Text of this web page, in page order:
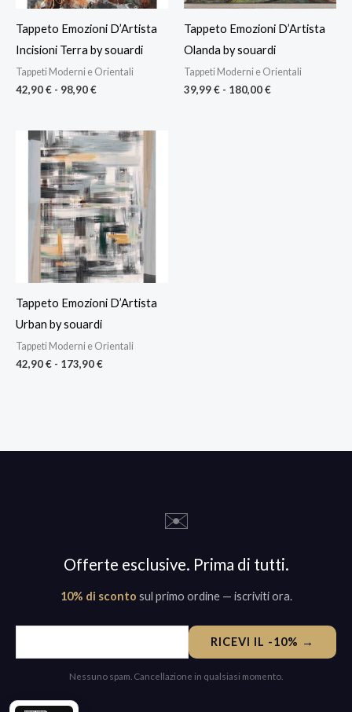
Tappeto Emozioni D’Artista
Incisioni Terra by souardi
Tappeti Moderni e Orientali
42,90€ - 98,90€
Tappeto Emozioni D’Artista
Olanda by souardi
Tappeti Moderni e Orientali
39,99€ - 180,00€
Tappeto Emozioni D’Artista
Urban by souardi
Tappeti Moderni e Orientali
42,90€ - 173,90€
Fascia
di
prezzo:
da
42,90 €
a
173,90 €
✉️
Offerte esclusive. Prima di tutti.
10% di sconto sul primo ordine — iscriviti ora.
RICEVI IL -10% →
Nessuno spam. Cancellazione in qualsiasi momento.